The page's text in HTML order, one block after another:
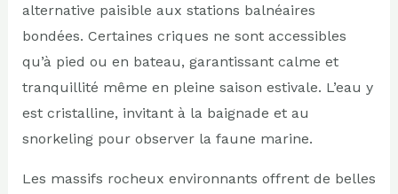
alternative paisible aux stations balnéaires
bondées. Certaines criques ne sont accessibles
qu’à pied ou en bateau, garantissant calme et
tranquillité même en pleine saison estivale. L’eau y
est cristalline, invitant à la baignade et au
snorkeling pour observer la faune marine.
Les massifs rocheux environnants offrent de belles